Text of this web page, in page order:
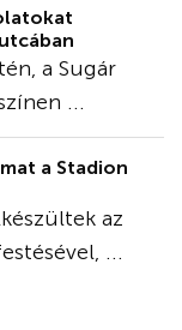
a Sugár
...
a Stadion
az
...